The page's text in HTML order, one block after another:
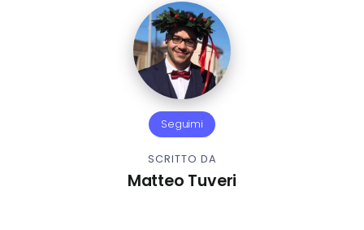
Seguimi
SCRITTO DA
Matteo Tuveri